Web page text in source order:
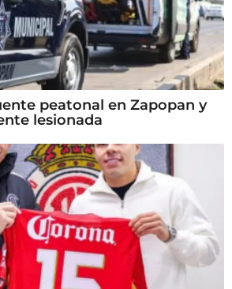
peatonal en Zapopan y
lesionada